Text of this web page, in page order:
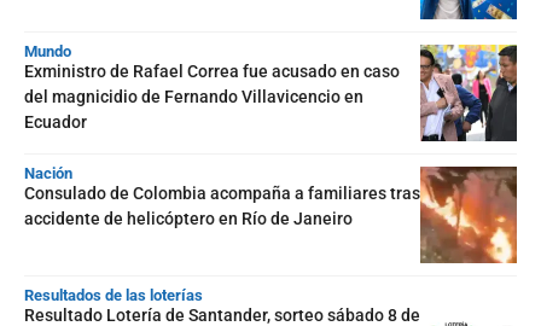
Mundo
Exministro de Rafael Correa fue acusado en caso
del magnicidio de Fernando Villavicencio en
Ecuador
Nación
Consulado de Colombia acompaña a familiares tras
accidente de helicóptero en Río de Janeiro
Resultados de las loterías
Resultado Lotería de Santander, sorteo sábado 8 de